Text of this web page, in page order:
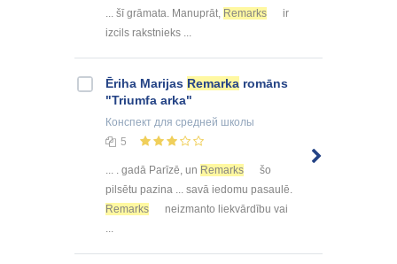
... šī grāmata. Manuprāt, Remarks
ir
izcils rakstnieks ...
Ēriha Marijas Remarka romāns
"Triumfa arka"
Конспект для средней школы
5
... . gadā Parīzē, un Remarks
šo
pilsētu pazina ... savā iedomu pasaulē.
Remarks
neizmanto liekvārdību vai
...